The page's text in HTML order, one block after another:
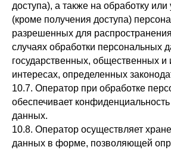
доступа), а также на обработку
(кроме получения доступа)
разрешенных для
случаях обработки персональных
государственных, общественных
интересах, определенных
10.7. Оператор при обработке
обеспечивает
данных.
10.8. Оператор осуществляет
данных в форме, позволяющей